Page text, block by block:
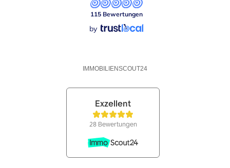
115 Bewertungen
by
IMMOBILIENSCOUT24